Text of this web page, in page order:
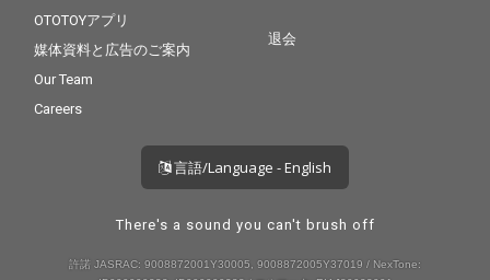
OTOTOYアプリ
媒体資料と広告のご案内
Our Team
Careers
退会
言語/Language - English
There's a sound you can't brush off
許諾 JASRAC: 9008872001Y30005, 9008872005Y37019 / NexTone: